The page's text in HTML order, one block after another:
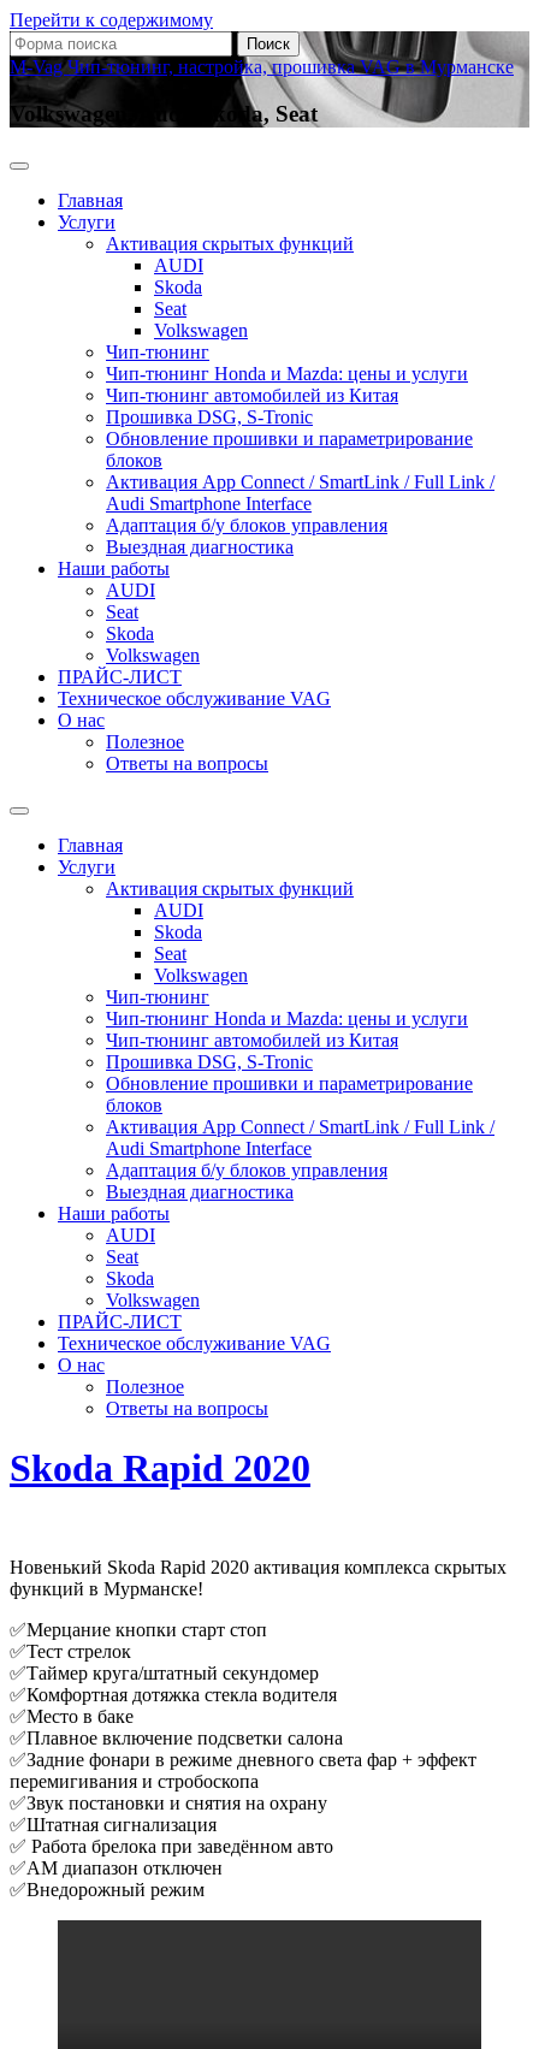
Перейти к содержимому
Поиск:
M-Vag Чип-тюнинг, настройка, прошивка VAG в Мурманске
Volkswagen, Audi, Skoda, Seat
Главная
Услуги
Активация скрытых функций
AUDI
Skoda
Seat
Volkswagen
Чип-тюнинг
Чип-тюнинг Honda и Mazda: цены и услуги
Чип-тюнинг автомобилей из Китая
Прошивка DSG, S-Tronic
Обновление прошивки и параметрирование
блоков
Активация App Connect / SmartLink / Full Link /
Audi Smartphone Interface
Адаптация б/у блоков управления
Выездная диагностика
Наши работы
AUDI
Seat
Skoda
Volkswagen
ПРАЙС-ЛИСТ
Техническое обслуживание VAG
О нас
Полезное
Ответы на вопросы
Переключить
поискаГлавная
Услуги
Активация скрытых функций
AUDI
Skoda
Seat
Volkswagen
Чип-тюнинг
Чип-тюнинг Honda и Mazda: цены и услуги
Чип-тюнинг автомобилей из Китая
Прошивка DSG, S-Tronic
Обновление прошивки и параметрирование
блоков
Активация App Connect / SmartLink / Full Link /
Audi Smartphone Interface
Адаптация б/у блоков управления
Выездная диагностика
Наши работы
AUDI
Seat
Skoda
Volkswagen
ПРАЙС-ЛИСТ
Техническое обслуживание VAG
О нас
Полезное
Ответы на вопросы
Skoda Rapid 2020
Новенький Skoda Rapid 2020 активация комплекса скрытых
функций в Мурманске!
✅Мерцание кнопки старт стоп
✅Тест стрелок
✅Таймер круга/штатный секундомер
✅Комфортная дотяжка стекла водителя
✅Место в баке
✅Плавное включение подсветки салона
✅Задние фонари в режиме дневного света фар + эффект
перемигивания и стробоскопа
✅Звук постановки и снятия на охрану
✅Штатная сигнализация
✅ Работа брелока при заведённом авто
✅AM диапазон отключен
✅Внедорожный режим